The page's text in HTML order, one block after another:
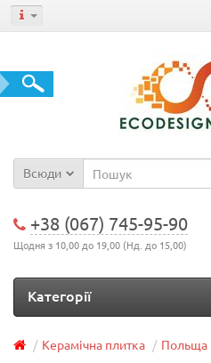
Всюди
+38 (067) 745-95-90
Щодня з 10,00 до 19,00 (Нд. до 15,00)
Категорії
Керамічна плитка Польща